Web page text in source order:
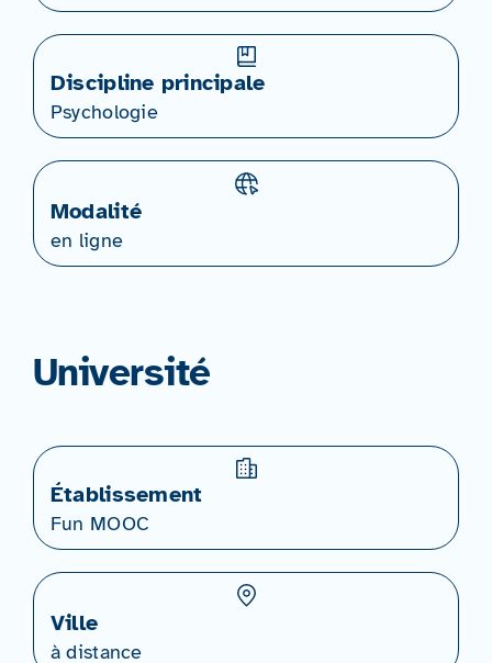
Discipline principale
Psychologie
Modalité
en ligne
Université
Établissement
Fun MOOC
Ville
à distance